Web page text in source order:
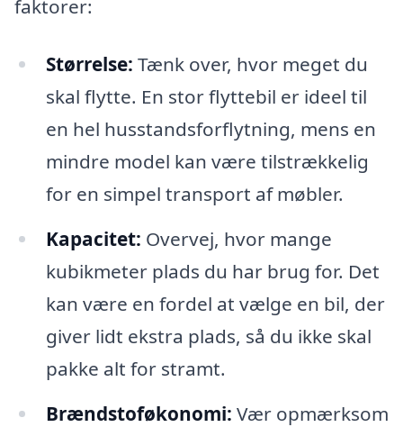
faktorer:
Størrelse: Tænk over, hvor meget du
skal flytte. En stor flyttebil er ideel til
en hel husstandsforflytning, mens en
mindre model kan være tilstrækkelig
for en simpel transport af møbler.
Kapacitet: Overvej, hvor mange
kubikmeter plads du har brug for. Det
kan være en fordel at vælge en bil, der
giver lidt ekstra plads, så du ikke skal
pakke alt for stramt.
Brændstoføkonomi: Vær opmærksom